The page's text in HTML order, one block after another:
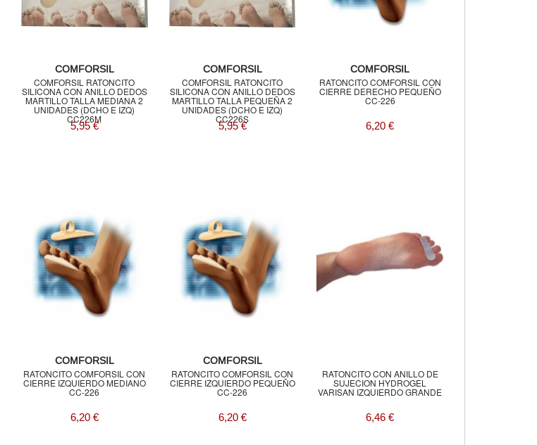
COMFORSIL
COMFORSIL RATONCITO
SILICONA CON ANILLO DEDOS
MARTILLO TALLA MEDIANA 2
UNIDADES (DCHO E IZQ)
CC226M
5,95 €
COMFORSIL
COMFORSIL RATONCITO
SILICONA CON ANILLO DEDOS
MARTILLO TALLA PEQUEÑA 2
UNIDADES (DCHO E IZQ)
CC226S
5,95 €
COMFORSIL
RATONCITO COMFORSIL CON
CIERRE DERECHO PEQUEÑO
CC-226
6,20 €
COMFORSIL
RATONCITO COMFORSIL CON
CIERRE IZQUIERDO MEDIANO
CC-226
6,20 €
COMFORSIL
RATONCITO COMFORSIL CON
CIERRE IZQUIERDO PEQUEÑO
CC-226
6,20 €
RATONCITO CON ANILLO DE
SUJECION HYDROGEL
VARISAN IZQUIERDO GRANDE
6,46 €